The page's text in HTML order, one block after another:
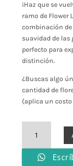
¡Haz que se
ramo de Flower
combinación
suavidad de las
perfecto para
distinción.
¿Buscas algo
cantidad de
(aplica un
cantidad